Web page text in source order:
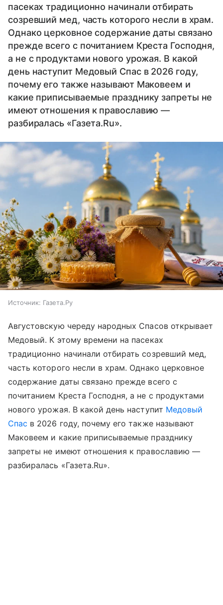
пасеках традиционно начинали отбирать
созревший мед, часть которого несли в храм.
Однако церковное содержание даты связано
прежде всего с почитанием Креста Господня,
а не с продуктами нового урожая. В какой
день наступит Медовый Спас в 2026 году,
почему его также называют Маковеем и
какие приписываемые празднику запреты не
имеют отношения к православию —
разбиралась «Газета.Ru».
Источник: Газета.Ру
Августовскую череду народных Спасов открывает
Медовый. К этому времени на пасеках
традиционно начинали отбирать созревший мед,
часть которого несли в храм. Однако церковное
содержание даты связано прежде всего с
почитанием Креста Господня, а не с продуктами
нового урожая. В какой день наступит Медовый
Спас в 2026 году, почему его также называют
Маковеем и какие приписываемые празднику
запреты не имеют отношения к православию —
разбиралась «Газета.Ru».